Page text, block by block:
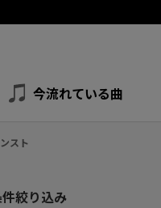
今流れている曲
スト
絞り込み